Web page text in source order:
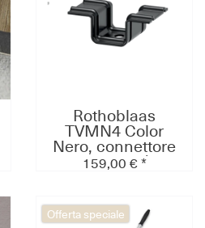
Rothoblaas
TVMN4 Color
Nero, connettore
per terrazze (200
159,00 € *
Offerta speciale